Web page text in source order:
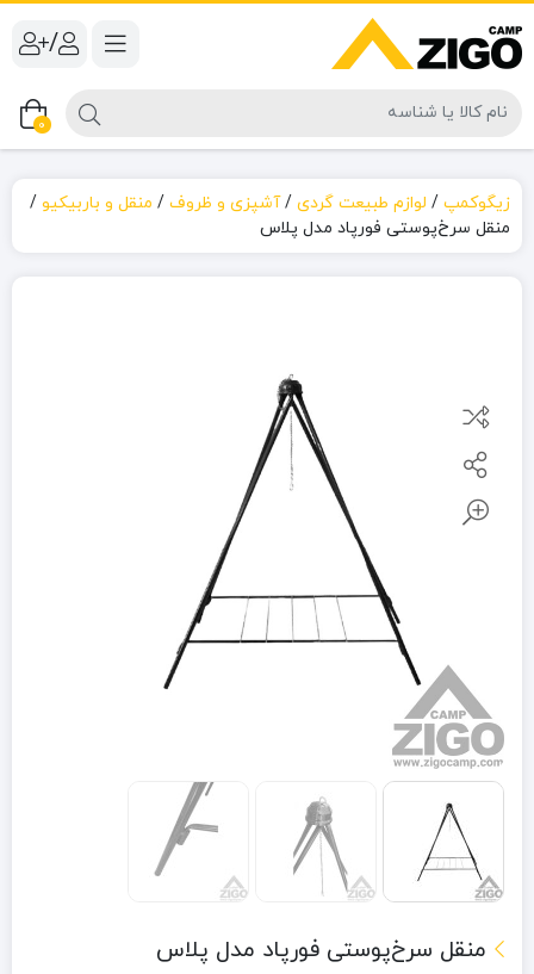
/
0
زیگوکمپ / لوازم طبیعت گردی /آشپزی و ظروف / منقل و باربیکیو /
منقل سرخ‌پوستی فورپاد مدل پلاس
منقل سرخ‌پوستی فورپاد مدل پلاس